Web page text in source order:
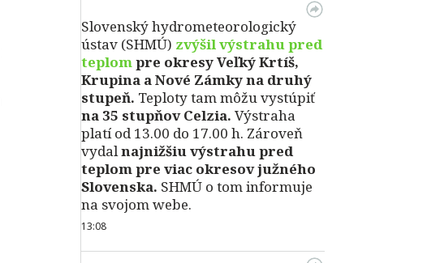
Slovenský hydrometeorologický
ústav (SHMÚ) zvýšil výstrahu pred
teplompre okresy Veľký Krtíš,
Krupina a Nové Zámky na druhý
stupeň. Teploty tam môžu vystúpiť
na 35 stupňov Celzia. Výstraha
platí od 13.00 do 17.00 h. Zároveň
vydalnajnižšiu výstrahu pred
teplom pre viac okresov južného
Slovenska. SHMÚ o tom informuje
na svojom webe.
13:08